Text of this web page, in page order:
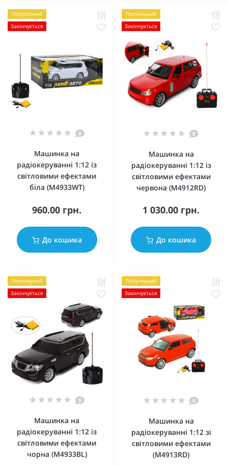
Популярний
Закінчується
0
Машинка на
радіокеруванні 1:12 із
світловими ефектами
біла (M4933WT)
960.00 грн.
До кошика
Популярний
Закінчується
0
Машинка на
радіокеруванні 1:12 із
світловими ефектами
червона (M4912RD)
1 030.00 грн.
До кошика
Популярний
Закінчується
0
Машинка на
радіокеруванні 1:12 із
світловими ефектами
чорна (M4933BL)
Популярний
Закінчується
0
Машинка на
радіокеруванні 1:12 зі
світловими ефектами
(M4913RD)